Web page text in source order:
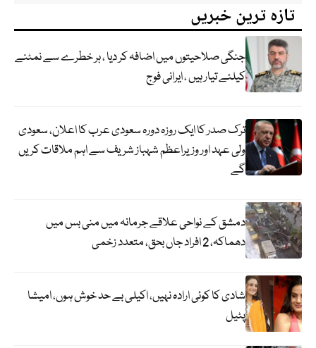
تازہ ترین خبریں
جنگی صلاحیتوں میں اضافہ کر دیا ، ہر خطرے سے نمٹنے
کیلئے تیار ہیں ، ایرانی فوج
ترک صدر کا ایک روزہ دورہ سعودی عرب کا اعلان، سعودی
ولی عہد اور وزیراعظم شہباز شریف سے اہم ملاقات کریں
گے
دمشق کے نواحی علاقے جرمانہ میں منی بس میں
دھماکہ، 2 افراد جاں بحق، متعدد زخمی
شادی کا کوئی ارادہ نہیں، اکیلی بے حد خوش ہوں، امیشا
پٹیل